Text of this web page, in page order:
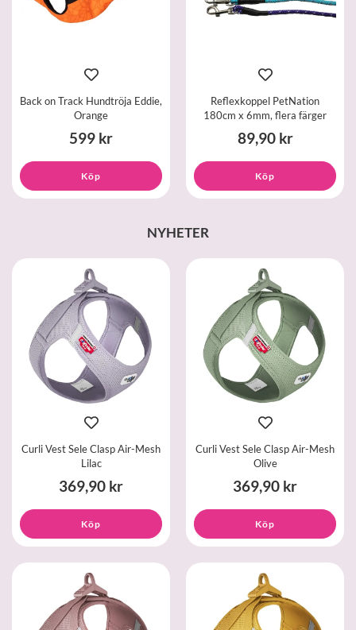
Back on Track Hundtröja Eddie,
Orange
599 kr
Köp
Reflexkoppel PetNation
180cm x 6mm, flera färger
89,90 kr
Köp
NYHETER
Curli Vest Sele Clasp Air-Mesh
Lilac
369,90 kr
Köp
Curli Vest Sele Clasp Air-Mesh
Olive
369,90 kr
Köp